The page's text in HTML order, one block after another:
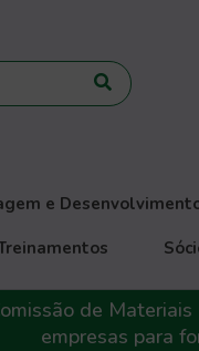
e
de
empresas para